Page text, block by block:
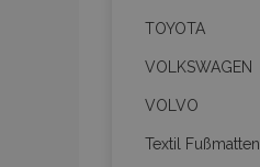
TOYOTA
VOLKSWAGEN
VOLVO
Textil Fußmatten